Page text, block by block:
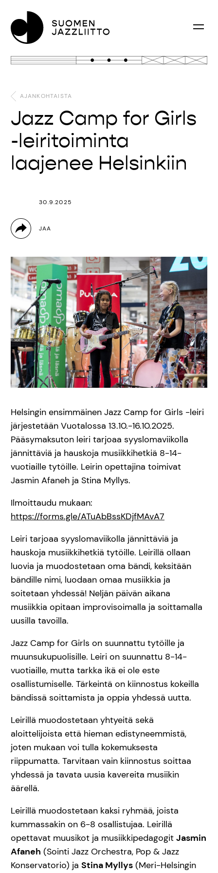
AJANKOHTAISTA
Jazz Camp for Girls
-leiritoiminta
laajenee Helsinkiin
30.9.2025
Helsingin ensimmäinen Jazz Camp for Girls -leiri
järjestetään Vuotalossa 13.10.-16.10.2025.
Pääsymaksuton leiri tarjoaa syyslomaviikolla
jännittäviä ja hauskoja musiikkihetkiä 8-14-
vuotiaille tytöille. Leirin opettajina toimivat
Jasmin Afaneh ja Stina Myllys.
Ilmoittaudu mukaan:
https://forms.gle/ATuAbBssKDjfMAvA7
Leiri tarjoaa syyslomaviikolla jännittäviä ja
hauskoja musiikkihetkiä tytöille. Leirillä ollaan
luovia ja muodostetaan oma bändi, keksitään
bändille nimi, luodaan omaa musiikkia ja
soitetaan yhdessä! Neljän päivän aikana
musiikkia opitaan improvisoimalla ja soittamalla
uusilla tavoilla.
Jazz Camp for Girls on suunnattu tytöille ja
muunsukupuolisille. Leiri on suunnattu 8-14-
vuotiaille, mutta tarkka ikä ei ole este
osallistumiselle. Tärkeintä on kiinnostus kokeilla
bändissä soittamista ja oppia yhdessä uutta.
Leirillä muodostetaan yhtyeitä sekä
aloittelijoista että hieman edistyneemmistä,
joten mukaan voi tulla kokemuksesta
riippumatta. Tarvitaan vain kiinnostus soittaa
yhdessä ja tavata uusia kavereita musiikin
äärellä.
Leirillä muodostetaan kaksi ryhmää, joista
kummassakin on 6-8 osallistujaa. Leirillä
opettavat muusikot ja musiikkipedagogit Jasmin
Afaneh (Sointi Jazz Orchestra, Pop & Jazz
Konservatorio) ja Stina Myllys (Meri-Helsingin